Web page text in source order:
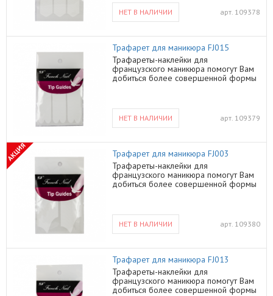
НЕТ В НАЛИЧИИ арт. 109378
Трафарет для маникюра FJ015
Трафареты-наклейки для
французcкого маникюра помогут Вам
добиться более совершенной формы
НЕТ В НАЛИЧИИ арт. 109379
АКЦИЯ
Трафарет для маникюра FJ003
Трафареты-наклейки для
французcкого маникюра помогут Вам
добиться более совершенной формы
НЕТ В НАЛИЧИИ арт. 109380
Трафарет для маникюра FJ013
Трафареты-наклейки для
французcкого маникюра помогут Вам
добиться более совершенной формы